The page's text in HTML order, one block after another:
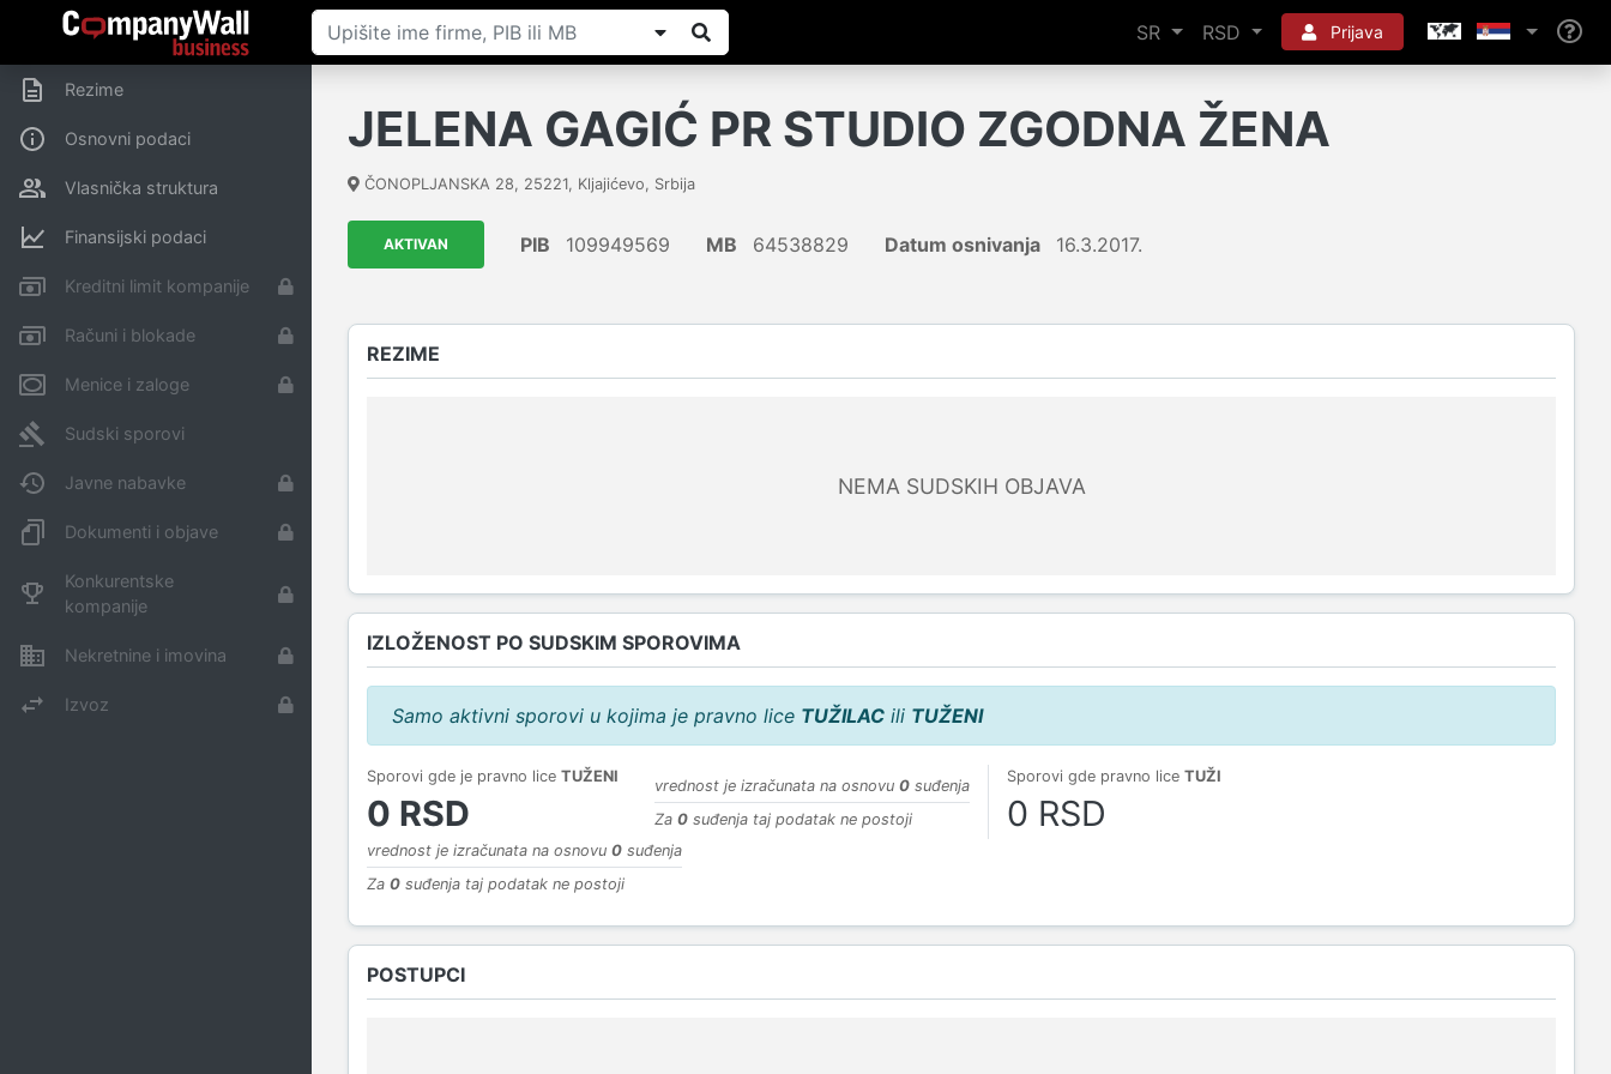
SR RSD Prijava
Rezime
Osnovni podaci
Vlasnička struktura
Finansijski podaci
Kreditni limit kompanije
Računi i blokade
Menice i zaloge
Sudski sporovi
Javne nabavke
Dokumenti i objave
Konkurentske
kompanije
Nekretnine i imovina
Izvoz
JELENA GAGIĆ PR STUDIO ZGODNA ŽENA
ČONOPLJANSKA 28, 25221, Kljajićevo, Srbija
AKTIVAN PIB 109949569 MB 64538829 Datum osnivanja 16.3.2017.
REZIME
NEMA SUDSKIH OBJAVA
IZLOŽENOST PO SUDSKIM SPOROVIMA
Samo aktivni sporovi u kojima je pravno lice TUŽILAC ili TUŽENI
Sporovi gde je pravno lice TUŽENI
0 RSD
vrednost je izračunata na osnovu 0 suđenja
Za 0 suđenja taj podatak ne postoji
Sporovi gde pravno lice TUŽI
0 RSD
vrednost je izračunata na osnovu 0 suđenja
Za 0 suđenja taj podatak ne postoji
POSTUPCI